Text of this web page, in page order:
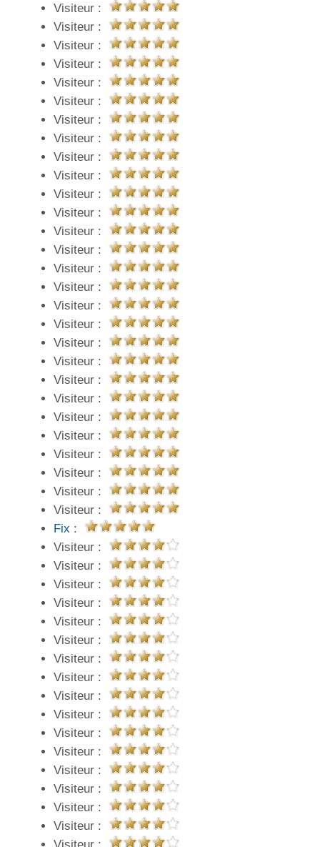
Visiteur :
Visiteur :
Visiteur :
Visiteur :
Visiteur :
Visiteur :
Visiteur :
Visiteur :
Visiteur :
Visiteur :
Visiteur :
Visiteur :
Visiteur :
Visiteur :
Visiteur :
Visiteur :
Visiteur :
Visiteur :
Visiteur :
Visiteur :
Visiteur :
Visiteur :
Visiteur :
Visiteur :
Visiteur :
Visiteur :
Visiteur :
Visiteur :
Fix :
Visiteur :
Visiteur :
Visiteur :
Visiteur :
Visiteur :
Visiteur :
Visiteur :
Visiteur :
Visiteur :
Visiteur :
Visiteur :
Visiteur :
Visiteur :
Visiteur :
Visiteur :
Visiteur :